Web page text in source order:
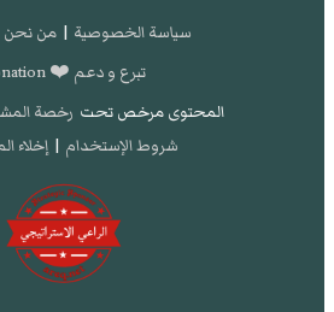
سياسة الخصوصية | من نحن
تبرع و دعم ❤️ donation
المحتوى مرخص تحت رخصة المشاع
شروط الإستخدام | إخلاء